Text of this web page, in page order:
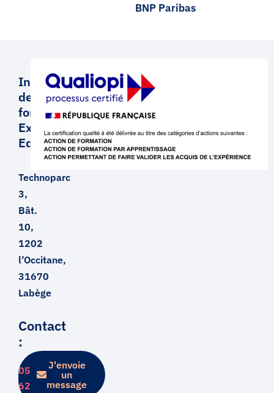
BNP Paribas
Institut
de
formation
Executive
Education
Technoparc
3,
Bât.
10,
1202
l’Occitane,
31670
Labège
Contact
:
Je
prends
rendez-
J'envoie
un
message
05
62